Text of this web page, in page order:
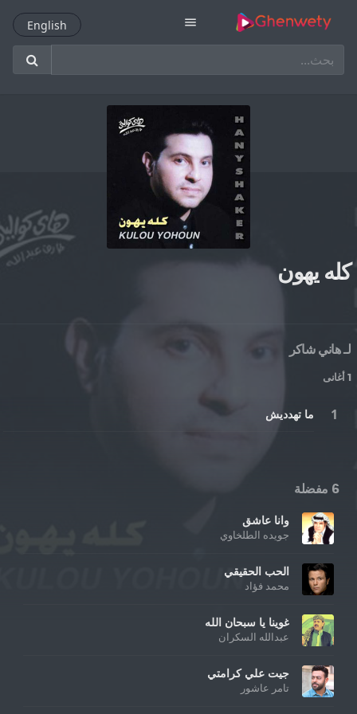
menu
English English
كله يهون
لـ هاني شاكر
1 أغانى
ما تهدديش
6 مفضلة
وانا عاشق
جويده الطلخاوي
الحب الحقيقي
محمد فؤاد
غوينا يا سبحان الله
عبدالله السكران
جيت علي كرامتي
تامر عاشور